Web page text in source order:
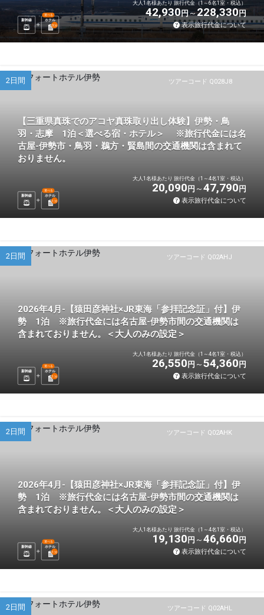
新幹線 ホテル
選べる
3泊
大人1名様あたり 旅行代金（1～6名1室・税込）
42,930円 228,330円
表示旅行代金について
ツアーコード Q028J8
2日間
【三重県真珠でのアコヤ真珠取り出し体験】伊勢・鳥
羽・志摩 1泊＜選べる宿・ホテル＞ ※旅行代金には名
古屋-伊勢市・鳥羽・鵜方・賢島間の交通機関は含まれて
おりません。
新幹線 ホテル
選べる
1 泊
大人1名様あたり 旅行代金（1～4名1室・税込）
20,090 円 47,790 円
表示旅行代金について
ツアーコード Q02AHJ
2日間
2026年4月-【猿田彦神社×JR東海「参拝記念証」付】伊
勢 1泊 ※旅行代金には名古屋-伊勢市間の交通機関は
含まれておりません。＜大人のみの設定＞
新幹線 ホテル
選べる
1 泊
大人1名様あたり 旅行代金（1～4名1室・税込）
26,550 円 54,360 円
表示旅行代金について
ツアーコード Q02AHK
2日間
2026年4月-【猿田彦神社×JR東海「参拝記念証」付】伊
勢 1泊 ※旅行代金には名古屋-伊勢市間の交通機関は
含まれておりません。＜大人のみの設定＞
新幹線 ホテル
選べる
1 泊
大人1名様あたり 旅行代金（1～4名1室・税込）
19,130 円 46,660 円
表示旅行代金について
ツアーコード Q02AHL
2日間